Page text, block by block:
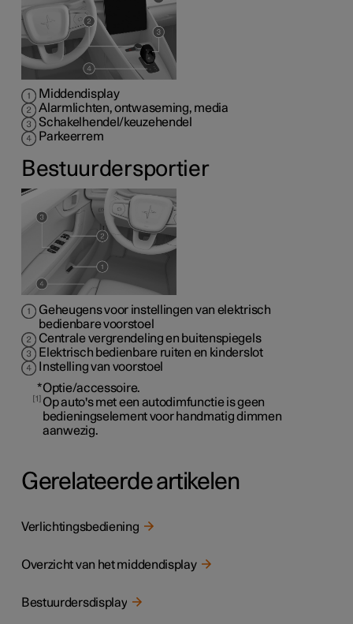
Middendisplay
Alarmlichten, ontwaseming, media
Schakelhendel/keuzehendel
Parkeerrem
Bestuurdersportier
Geheugens voor instellingen van elektrisch
bedienbare voorstoel
Centrale vergrendeling en buitenspiegels
Elektrisch bedienbare ruiten en kinderslot
Instelling van voorstoel
*Optie/accessoire.
1
Op auto's met een autodimfunctie is geen
bedieningselement voor handmatig dimmen
aanwezig.
Gerelateerde artikelen
Verlichtingsbediening
Overzicht van het middendisplay
Bestuurdersdisplay